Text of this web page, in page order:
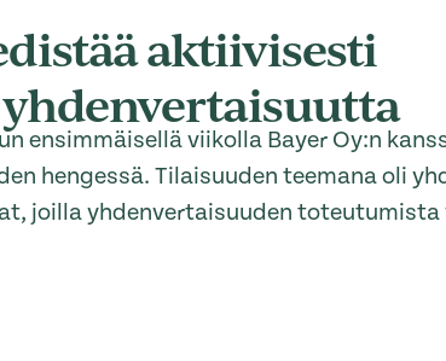
aktiivisesti
ensimmäisellä viikolla Bayer Oy:n
hengessä. Tilaisuuden teemana oli
joilla yhdenvertaisuuden toteutumista